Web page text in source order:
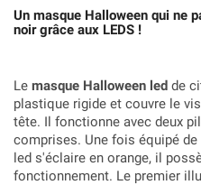
Un masque Halloween qui ne
noir grâce aux LEDS !
Le masque Halloween led de
plastique rigide et couvre le
tête. Il fonctionne avec deux
comprises. Une fois équipé de
led s'éclaire en orange, il
fonctionnement. Le premier